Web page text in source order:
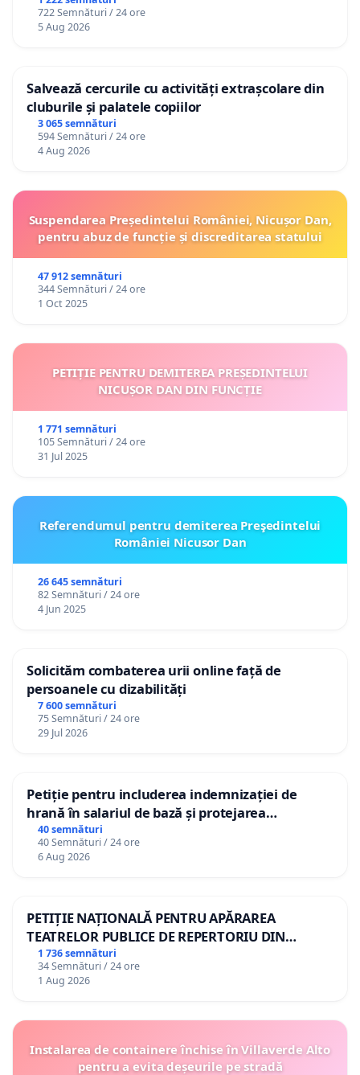
722 Semnături / 24 ore
5 Aug 2026
Salvează cercurile cu activități extrașcolare din
cluburile și palatele copiilor
3 065 semnături
594 Semnături / 24 ore
4 Aug 2026
Suspendarea Președintelui României, Nicușor Dan,
pentru abuz de funcție și discreditarea statului
47 912 semnături
344 Semnături / 24 ore
1 Oct 2025
PETIȚIE PENTRU DEMITEREA PREȘEDINTELUI
NICUȘOR DAN DIN FUNCȚIE
1 771 semnături
105 Semnături / 24 ore
31 Jul 2025
Referendumul pentru demiterea Preşedintelui
României Nicusor Dan
26 645 semnături
82 Semnături / 24 ore
4 Jun 2025
Solicităm combaterea urii online față de
persoanele cu dizabilități
7 600 semnături
75 Semnături / 24 ore
29 Jul 2026
Petiție pentru includerea indemnizației de
hrană în salariul de bază și protejarea
gradațiilor de vechime pentru asistenții
personali
40 semnături
40 Semnături / 24 ore
6 Aug 2026
PETIȚIE NAȚIONALĂ PENTRU APĂRAREA
TEATRELOR PUBLICE DE REPERTORIU DIN
ROMÂNIA
1 736 semnături
34 Semnături / 24 ore
1 Aug 2026
Instalarea de containere închise în Villaverde Alto
pentru a evita deșeurile pe stradă